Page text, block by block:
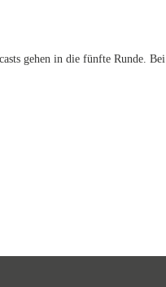
gehen in die fünfte Runde. Bei